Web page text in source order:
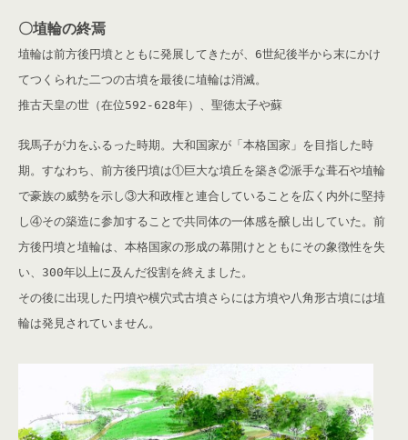
〇埴輪の終焉
埴輪は前方後円墳とともに発展してきたが、6世紀後半から末にかけ
てつくられた二つの古墳を最後に埴輪は消滅。
推古天皇の世（在位592-628年）、聖徳太子や蘇
我馬子が力をふるった時期。大和国家が「本格国家」を目指した時
期。すなわち、前方後円墳は①巨大な墳丘を築き②派手な葺石や埴輪
で豪族の威勢を示し③大和政権と連合していることを広く内外に堅持
し④その築造に参加することで共同体の一体感を醸し出していた。前
方後円墳と埴輪は、本格国家の形成の幕開けとともにその象徴性を失
い、300年以上に及んだ役割を終えました。
その後に出現した円墳や横穴式古墳さらには方墳や八角形古墳には埴
輪は発見されていません。